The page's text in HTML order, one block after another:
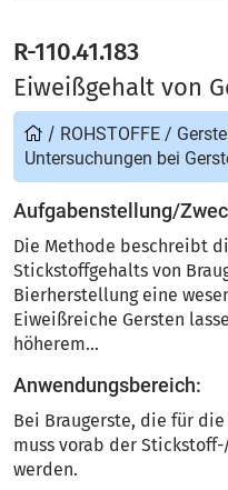
R-110.41.183
Eiweißgehalt von
/ ROHSTOFFE / Gerste
Untersuchungen bei
Aufgabenstellung/
Die Methode beschreibt
Stickstoffgehalts von
Bierherstellung eine
Eiweißreiche Gersten
höherem...
Anwendungsbereich:
Bei Braugerste, die für
muss vorab der
werden.